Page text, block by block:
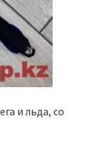
и льда, со